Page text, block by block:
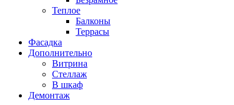
Теплое
Балконы
Террасы
Фасадка
Дополнительно
Витрина
Стеллаж
В шкаф
Демонтаж